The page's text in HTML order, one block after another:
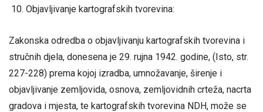
Objavljivanje kartografskih tvorevina:
Zakonska odredba o objavljivanju kartografskih tvorevina i
stručnih djela, donesena je 29. rujna 1942. godine, (Isto, str.
227-228) prema kojoj izradba, umnožavanje, širenje i
objavljivanje zemljovida, osnova, zemljovidnih crteža, nacrta
gradova i mjesta, te kartografskih tvorevina NDH, može se